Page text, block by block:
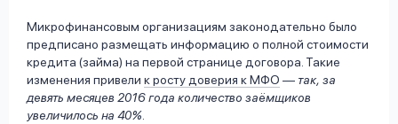
Микрофинансовым организациям законодательно было
предписано размещать информацию о полной стоимости
кредита (займа) на первой странице договора. Такие
изменения привели к росту доверия к МФО — так, за
девять месяцев 2016 года количество заёмщиков
увеличилось на 40%.